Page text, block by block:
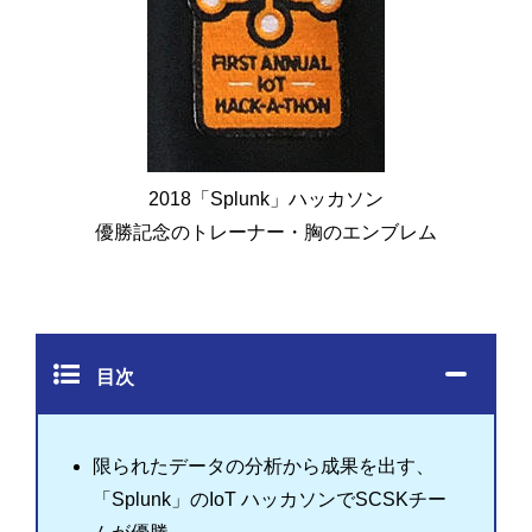
2018「Splunk」ハッカソン
優勝記念のトレーナー・胸のエンブレム
目次
限られたデータの分析から成果を出す、
「Splunk」のIoT ハッカソンでSCSKチー